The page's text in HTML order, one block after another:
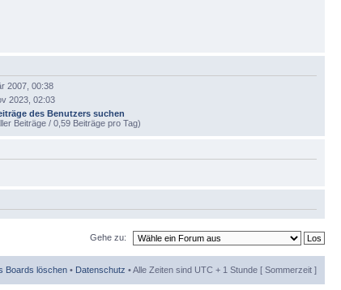
2007, 00:38
2023, 02:03
des Benutzers suchen
Beiträge / 0,59 Beiträge pro Tag)
Gehe zu:
Boards löschen • Datenschutz • Alle Zeiten sind UTC + 1 Stunde [ Sommerzeit ]